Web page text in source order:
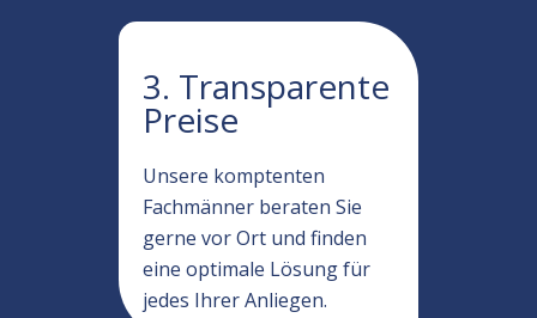
3. Transparente
Preise
Unsere komptenten
Fachmänner beraten Sie
gerne vor Ort und finden
eine optimale Lösung für
jedes Ihrer Anliegen.